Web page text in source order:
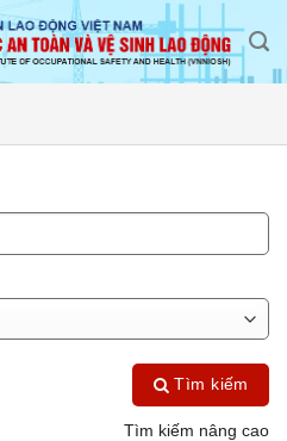
Tìm kiếm
Tìm kiếm nâng cao